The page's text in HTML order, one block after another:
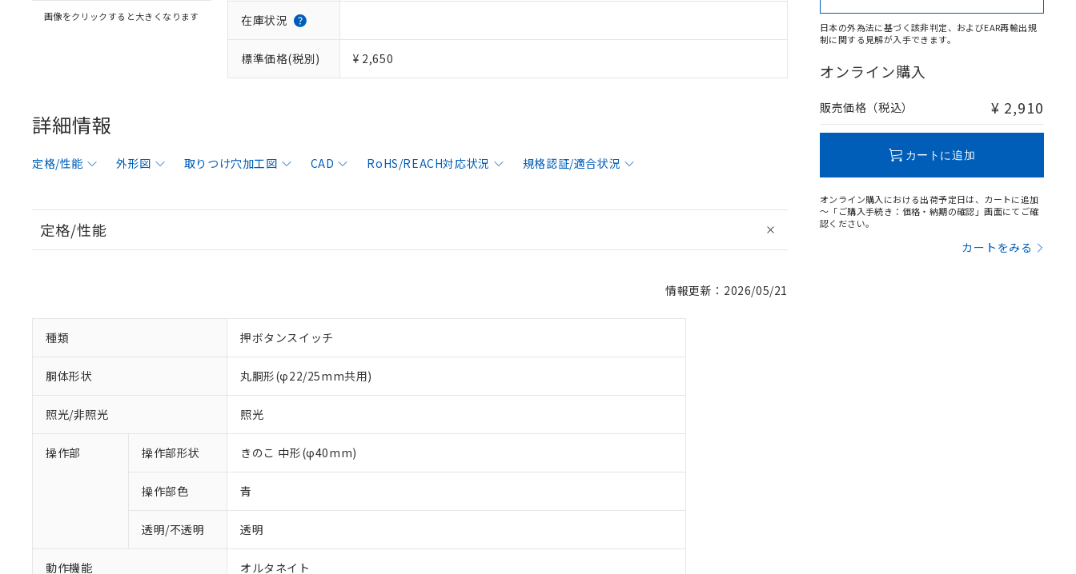
画像をクリックすると大きくなります 在庫状況
標準価格(税別) ¥ 2,650
詳細情報
定格/性能 外形図 取りつけ穴加工図 CAD RoHS/REACH対応状況 規格認証/適合状況
定格/性能
情報更新：2026/05/21
種類 押ボタンスイッチ
胴体形状 丸胴形(φ22/25mm共用)
照光/非照光 照光
操作部 操作部形状 きのこ 中形(φ40mm)
操作部色 青
透明/不透明 透明
動作機能 オルタネイト
日本の外為法に基づく該非判定、およびEAR再輸出規
制に関する見解が入手できます。
オンライン購入
販売価格（税込） ¥ 2,910
カートに追加
オンライン購入における出荷予定日は、カートに追加
～「ご購入手続き：価格・納期の確認」画面にてご確
認ください。
カートをみる